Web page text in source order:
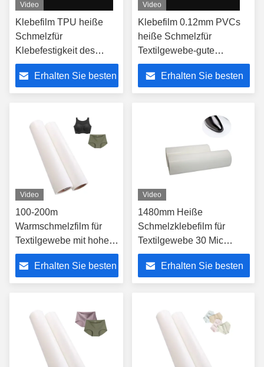
Video
Klebefilm TPU heiße
Schmelzfür
Klebefestigkeit des
Textilgewebe-0.1mm
0.12mmErhalten Sie besten
Video
Klebefilm 0.12mm PVCs
heiße Schmelzfür
Textilgewebe-gute
Elastizität
Erhalten Sie besten
Video
100-200m
Warmschmelzfilm für
Textilgewebe mit hoher
chemischer
Beständigkeit
Erhalten Sie besten
Video
1480mm Heiße
Schmelzklebefilm für
Textilgewebe 30 Mic
1.2g/cm3
Erhalten Sie besten